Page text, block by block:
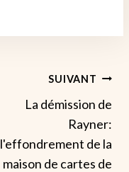
SUIVANT
La démission de
Rayner:
l'effondrement de la
maison de cartes de